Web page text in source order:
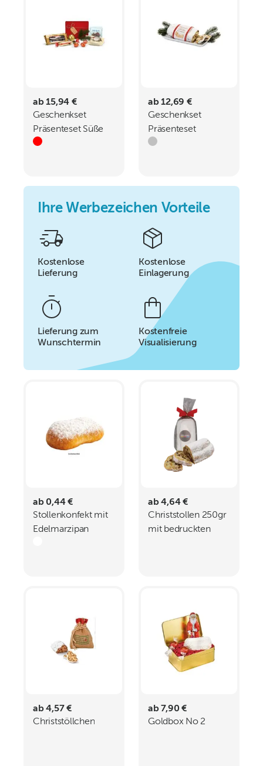
ab 15,94 €
Geschenkset
Präsenteset Süße
Weihnachtsschachtel
ab 12,69 €
Geschenkset
Präsenteset
Feinster
Ihre Werbezeichen Vorteile
Kostenlose
Lieferung
Kostenlose
Einlagerung
Lieferung zum
Wunschtermin
Kostenfreie
Visualisierung
ab 0,44 €
Stollenkonfekt mit
Edelmarzipan
ab 4,64 €
Christstollen 250gr
mit bedruckten
ab 4,57 €
Christstöllchen
ab 7,90 €
Goldbox No 2